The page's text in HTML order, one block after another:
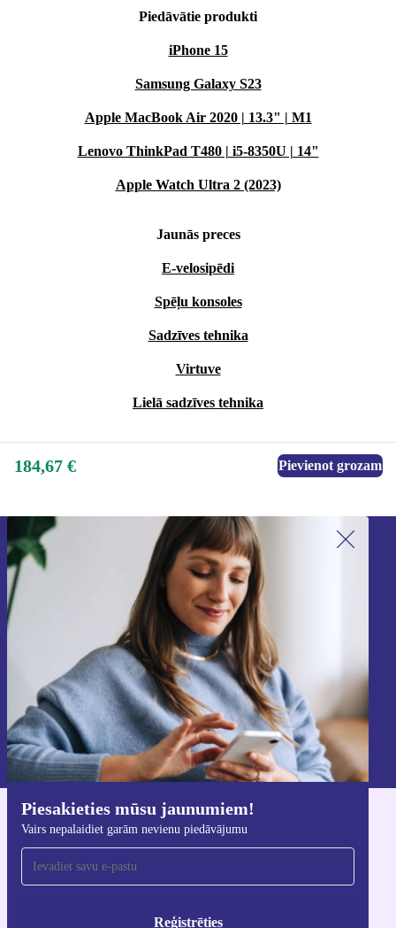
Piedāvātie produkti
iPhone 15
Samsung Galaxy S23
Apple MacBook Air 2020 | 13.3" | M1
Lenovo ThinkPad T480 | i5-8350U | 14"
Apple Watch Ultra 2 (2023)
Jaunās preces
E-velosipēdi
Spēļu konsoles
Sadzīves tehnika
Virtuve
Lielā sadzīves tehnika
184,67 € Pievienot grozam
Piesakieties mūsu jaunumiem!
Vairs nepalaidiet garām nevienu piedāvājumu
Reģistrēties
Piesakieties mūsu jaunumu
saņemšanai!
Nekad vairs nepalaidiet garām nevienu
piedāvājumu.
Reģistrēties
Informāciju par personas datu izmantošanu varat atrast mūsu
Privātuma politikā.
Lejupielādējiet refurbed lietotni
iOS un Android ierīcēm